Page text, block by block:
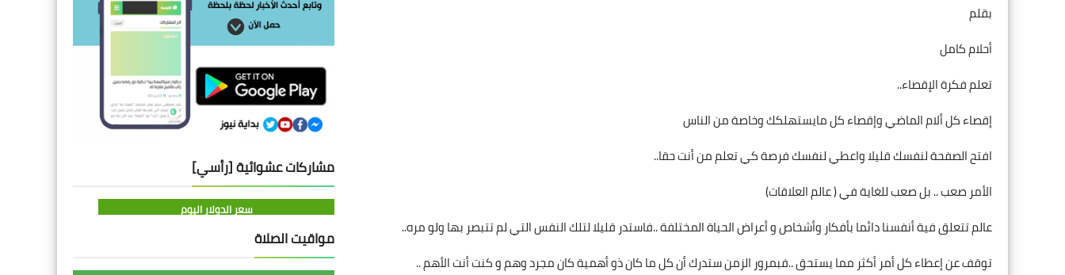
بقلم
أحلام كامل
تعلم فكرة الإقصاء..
إقصاء كل ألام الماضي وإقصاء كل مايستهلكك وخاصة من الناس
افتح الصفحة لنفسك قليلا واعطي لنفسك فرصة كي تعلم من أنت حقا..
الأمر صعب .. بل صعب للغاية في ( عالم العلاقات)
عالم تتعلق فية أنفسنا دائما بأفكار وأشخاص و أعراض الحياة المختلفة ..فاستدر قليلا لتلك النفس التي لم تتبصر بها ولو مره..
توقف عن إعطاء كل أمر أكثر مما يستحق ..فبمرور الزمن ستدرك أن كل ما كان ذو أهمية كان مجرد وهم و كنت أنت الأهم ..
مشاركات عشوائية [رأسي]
سعر الدولار اليوم
مواقيت الصلاة